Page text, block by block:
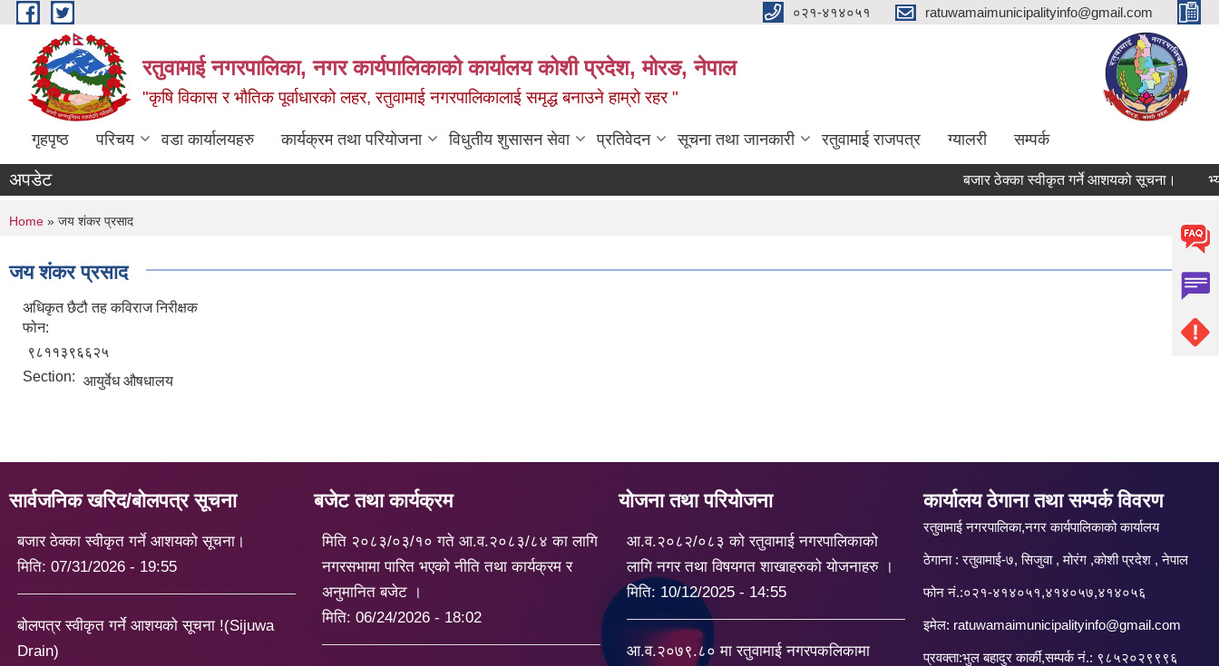
Skip to main content ०२१-४१४०५१ ratuwamaimunicipalityinfo@gmail.com
रतुवामाई नगरपालिका, नगर कार्यपालिकाको कार्यालय कोशी प्रदेश, मोरङ, नेपाल
"कृषि विकास र भौतिक पूर्वाधारको लहर, रतुवामाई नगरपालिकालाई समृद्ध बनाउने हाम्रो रहर "
गृहपृष्ठ परिचय वडा कार्यालयहरु कार्यक्रम तथा परियोजना विधुतीय शुसासन सेवा प्रतिवेदन सूचना तथा जानकारी रतुवामाई राजपत्र ग्यालरी सम्पर्क
अपडेट बजार ठेक्का स्वीकृत गर्ने आशयको सूचना।
You are here
Home » जय शंकर प्रसाद
जय शंकर प्रसाद
अधिकृत छैटौ तह कविराज निरीक्षक
फोन:
९८११३९६६२५
Section: आयुर्वेध औषधालय
सार्वजनिक खरिद/बोलपत्र सूचना
बजार ठेक्का स्वीकृत गर्ने आशयको सूचना।
मिति: 07/31/2026 - 19:55
बोलपत्र स्वीकृत गर्ने आशयको सूचना !(Sijuwa
Drain)
बजेट तथा कार्यक्रम
मिति २०८३/०३/१० गते आ.व.२०८३/८४ का लागि
नगरसभामा पारित भएको नीति तथा कार्यक्रम र
अनुमानित बजेट ।
मिति: 06/24/2026 - 18:02
योजना तथा परियोजना
आ.व.२०८२/०८३ को रतुवामाई नगरपालिकाको
लागि नगर तथा विषयगत शाखाहरुको योजनाहरु ।
मिति: 10/12/2025 - 14:55
आ.व.२०७९.८० मा रतुवामाई नगरपकलिकामा
कार्यालय ठेगाना तथा सम्पर्क विवरण
रतुवामाई नगरपालिका,नगर कार्यपालिकाको कार्यालय
ठेगाना : रतुवामाई-७, सिजुवा , मोरंग ,कोशी प्रदेश , नेपाल
फोन नं.:०२१-४१४०५१,४१४०५७,४१४०५६
इमेल: ratuwamaimunicipalityinfo@gmail.com
प्रवक्ता:भुल बहादुर कार्की,सम्पर्क नं.: ९८५२०२९९९६